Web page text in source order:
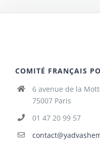
COMITÉ FRANÇAIS
6 avenue de la
75007 Paris
01 47 20 99 57